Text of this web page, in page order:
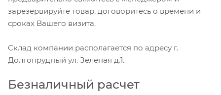
зарезервируйте товар, договоритесь о времени и
сроках Вашего визита.
Склад компании располагается по адресу г.
Долгопрудный ул. Зеленая д.1.
Безналичный расчет